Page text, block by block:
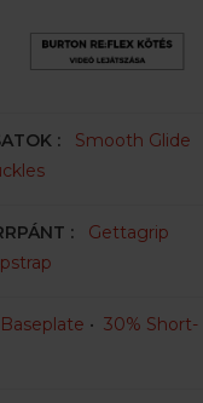
:
Smooth Glide
:
Gettagrip
• 30% Short-